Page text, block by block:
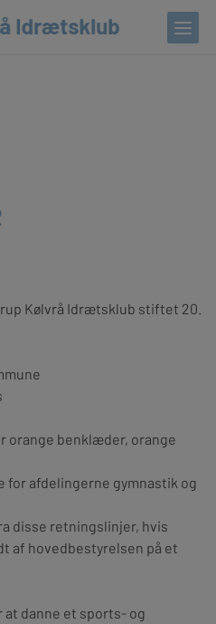
Kølvrå Idrætsklub stiftet 20.
orange benklæder, orange
for afdelingerne gymnastik og
disse retningslinjer, hvis
af hovedbestyrelsen på et
at danne et sports- og